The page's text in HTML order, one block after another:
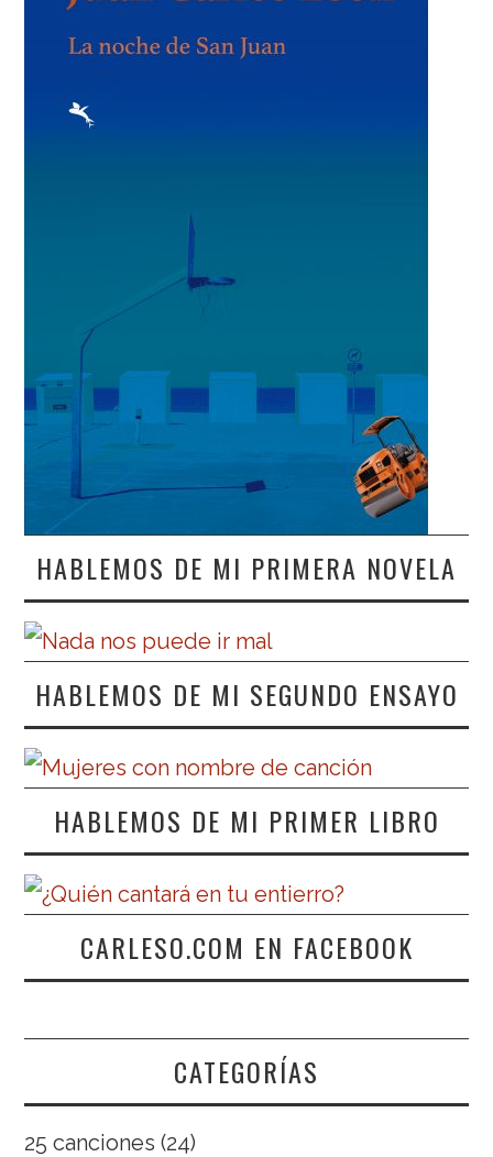
HABLEMOS DE MI PRIMERA NOVELA
HABLEMOS DE MI SEGUNDO ENSAYO
HABLEMOS DE MI PRIMER LIBRO
CARLESO.COM EN FACEBOOK
CATEGORÍAS
25 canciones (24)